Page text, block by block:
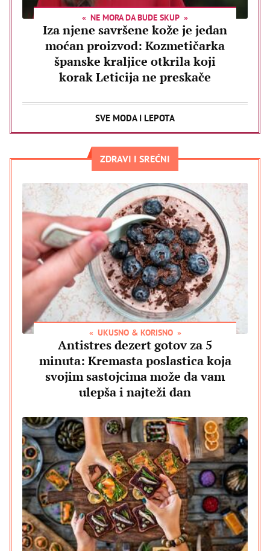
NE MORA DA BUDE SKUP
Iza njene savršene kože je jedan
moćan proizvod: Kozmetičarka
španske kraljice otkrila koji
korak Leticija ne preskače
SVE MODA I LEPOTA
ZDRAVI I SREĆNI
UKUSNO & KORISNO
Antistres dezert gotov za 5
minuta: Kremasta poslastica koja
svojim sastojcima može da vam
ulepša i najteži dan